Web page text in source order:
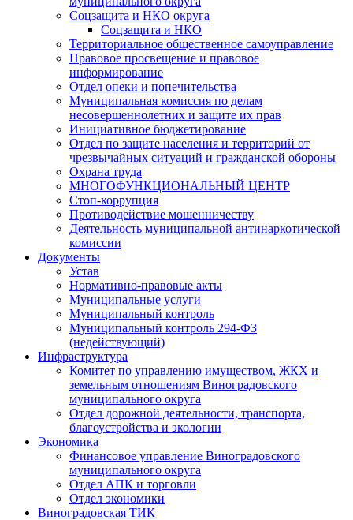
Соцзащита и НКО округа
Соцзащита и НКО
Территориальное общественное самоуправление
Правовое просвещение и правовое
информирование
Отдел опеки и попечительства
Муниципальная комиссия по делам
несовершеннолетних и защите их прав
Инициативное бюджетирование
Отдел по защите населения и территорий от
чрезвычайных ситуаций и гражданской обороны
Охрана труда
МНОГОФУНКЦИОНАЛЬНЫЙ ЦЕНТР
Стоп-коррупция
Противодействие мошенничеству
Деятельность муниципальной антинаркотической
комиссии
Документы
Устав
Нормативно-правовые акты
Муниципальные услуги
Муниципальный контроль
Муниципальный контроль 294-ФЗ
(недействующий)
Инфраструктура
Комитет по управлению имуществом, ЖКХ и
земельным отношениям Виноградовского
муниципального округа
Отдел дорожной деятельности, транспорта,
благоустройства и экологии
Экономика
Финансовое управление Виноградовского
муниципального округа
Отдел АПК и торговли
Отдел экономики
Виноградовская ТИК